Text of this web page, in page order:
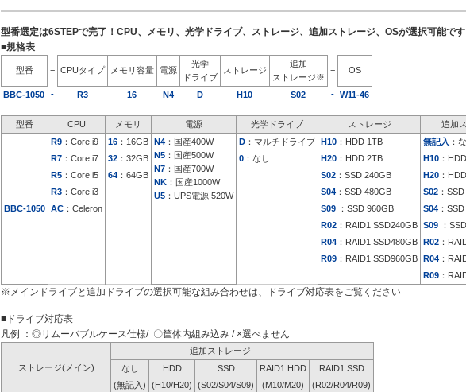
型番選定は6STEPで完了！CPU、メモリ、光学ドライブ、ストレージ、追加ストレージ、OSが選択可能です
■規格表
型番 − CPUタイプ メモリ容量 電源
光学
ドライブ
ストレージ
追加
ストレージ※
− OS
BBC-1050 - R3 16 N4 D H10 S02 - W11-46
型番 CPU メモリ 電源 光学ドライブ ストレージ 追加
BBC-1050
R9 ：Core i9 16 ：16GB N4 ：国産400W
N5 ：国産500W
N7 ：国産700W
NK ：国産1000W
U5 ：UPS電源 520W
D ：マルチドライブ H10 ：HDD 1TB 無記入 ：
R7 ：Core i7 32 ：32GB 0 ：なし H20 ：HDD 2TB H10 ：
R5 ：Core i5 64 ：64GB S02 ：SSD 240GB H20 ：
R3 ：Core i3 S04 ：SSD 480GB S02 ：
AC ：Celeron S09 ：SSD 960GB S04 ：
R02 ：RAID1 SSD240GB S09 ：
R04 ：RAID1 SSD480GB R02 ：
R09 ：RAID1 SSD960GB R04 ：
R09 ：
※メインドライブと追加ドライブの選択可能な組み合わせは、ドライブ対応表をご覧ください
■ドライブ対応表
凡例 ：◎リムーバブルケース仕様/ 〇筐体内組み込み / ×選べません
追加ストレージ
ストレージ(メイン)
なし HDD SSD RAID1 HDD
RAID1 SSD
(無記入)
(H10/H20) (S02/S04/S09) (M10/M20)
(R02/R04/R09)